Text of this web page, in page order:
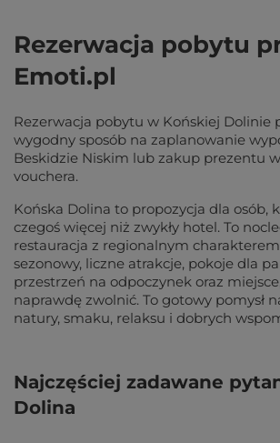
Rezerwacja pobytu
Emoti.pl
Rezerwacja pobytu w Końskiej Dolinie
wygodny sposób na zaplanowanie
Beskidzie Niskim lub zakup prezentu
vouchera.
Końska Dolina to propozycja dla osób,
czegoś więcej niż zwykły hotel. To
restauracja z regionalnym
sezonowy, liczne atrakcje, pokoje dla
przestrzeń na odpoczynek oraz
naprawdę zwolnić. To gotowy pomysł
natury, smaku, relaksu i dobrych
Najczęściej zadawane
Dolina